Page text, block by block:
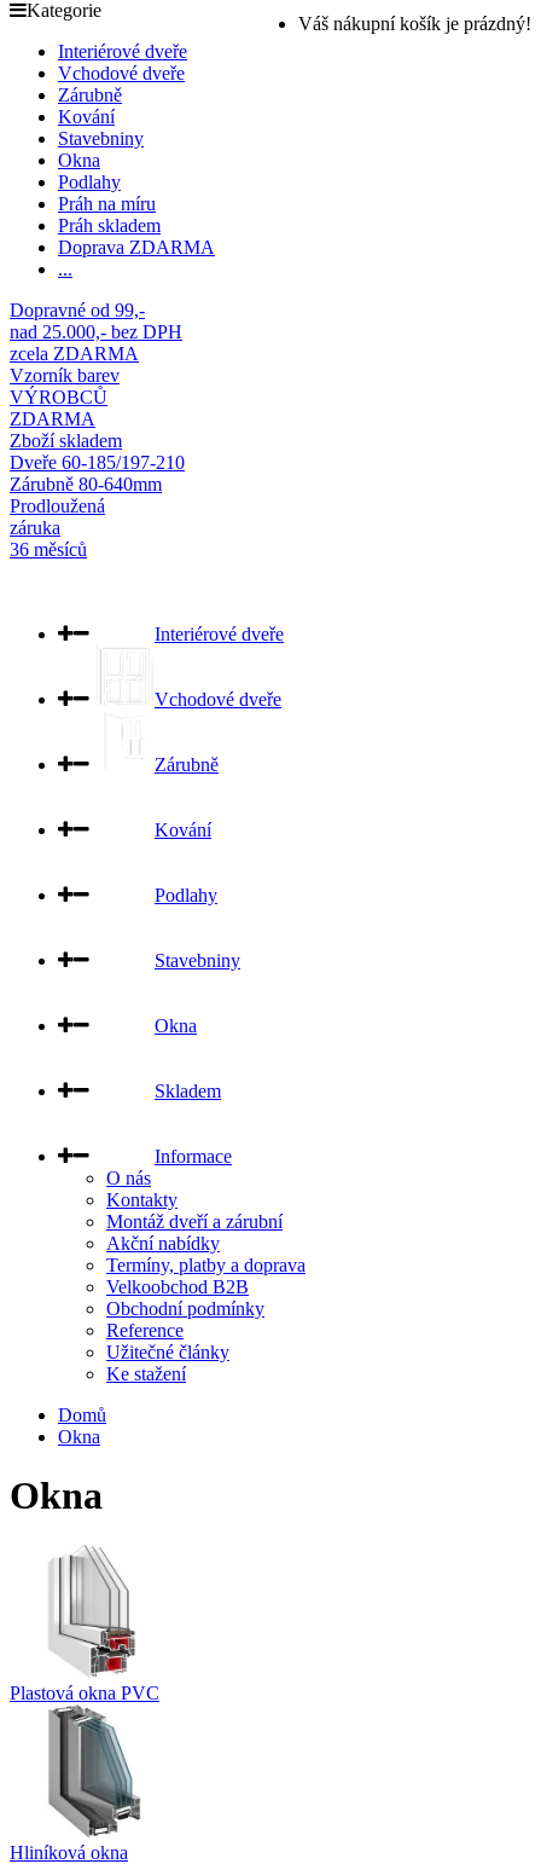
Váš nákupní košík je prázdný!
Kategorie
Interiérové dveře
Vchodové dveře
Zárubně
Kování
Stavebniny
Okna
Podlahy
Práh na míru
Práh skladem
Doprava ZDARMA
...
Dopravné od 99,-
nad 25.000,- bez DPH
zcela ZDARMA
Vzorník barev
VÝROBCŮ
ZDARMA
Zboží skladem
Dveře 60-185/197-210
Zárubně 80-640mm
Prodloužená
záruka
36 měsíců
Interiérové dveře
Vchodové dveře
Zárubně
Kování
Podlahy
Stavebniny
Okna
Skladem
Informace
O nás
Kontakty
Montáž dveří a zárubní
Akční nabídky
Termíny, platby a doprava
Velkoobchod B2B
Obchodní podmínky
Reference
Užitečné články
Ke stažení
Domů
Okna
Okna
Plastová okna PVC
Hliníková okna